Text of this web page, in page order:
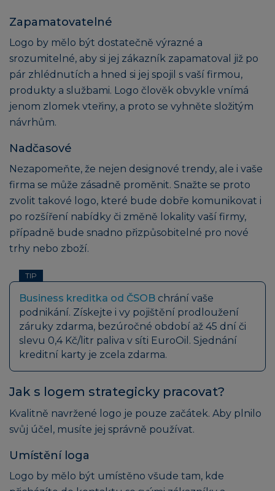
Zapamatovatelné
Logo by mělo být dostatečně výrazné a
srozumitelné, aby si jej zákazník zapamatoval již po
pár zhlédnutích a hned si jej spojil s vaší firmou,
produkty a službami. Logo člověk obvykle vnímá
jenom zlomek vteřiny, a proto se vyhněte složitým
návrhům.
Nadčasové
Nezapomeňte, že nejen designové trendy, ale i vaše
firma se může zásadně proměnit. Snažte se proto
zvolit takové logo, které bude dobře komunikovat i
po rozšíření nabídky či změně lokality vaší firmy,
případně bude snadno přizpůsobitelné pro nové
trhy nebo zboží.
TIP
Business kreditka od ČSOB chrání vaše
podnikání. Získejte i vy pojištění prodloužení
záruky zdarma, bezúročné období až 45 dní či
slevu 0,4 Kč/litr paliva v síti EuroOil. Sjednání
kreditní karty je zcela zdarma.
Jak s logem strategicky pracovat?
Kvalitně navržené logo je pouze začátek. Aby plnilo
svůj účel, musíte jej správně používat.
Umístění loga
Logo by mělo být umístěno všude tam, kde